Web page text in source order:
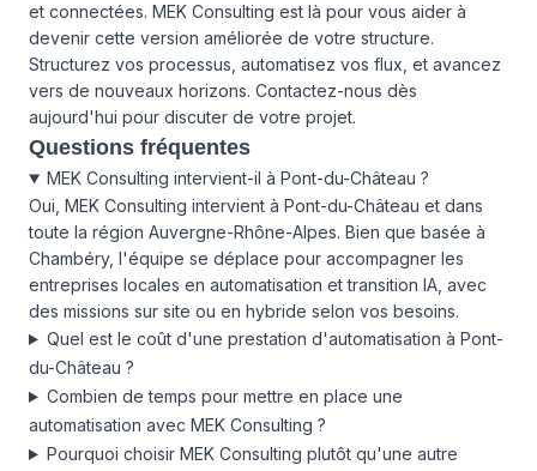
et connectées. MEK Consulting est là pour vous aider à
devenir cette version améliorée de votre structure.
Structurez vos processus, automatisez vos flux, et avancez
vers de nouveaux horizons. Contactez-nous dès
aujourd'hui pour discuter de votre projet.
Questions fréquentes
MEK Consulting intervient-il à Pont-du-Château ?
Oui, MEK Consulting intervient à Pont-du-Château et dans
toute la région Auvergne-Rhône-Alpes. Bien que basée à
Chambéry, l'équipe se déplace pour accompagner les
entreprises locales en automatisation et transition IA, avec
des missions sur site ou en hybride selon vos besoins.
Quel est le coût d'une prestation d'automatisation à Pont-
du-Château ?
Combien de temps pour mettre en place une
automatisation avec MEK Consulting ?
Pourquoi choisir MEK Consulting plutôt qu'une autre